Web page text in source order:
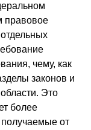
правовое
чему, как
законов и
Это
более
получаемые от